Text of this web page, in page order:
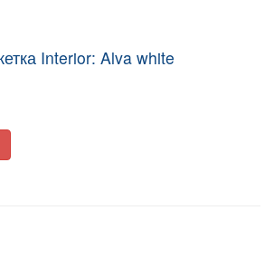
Interior: Alva white